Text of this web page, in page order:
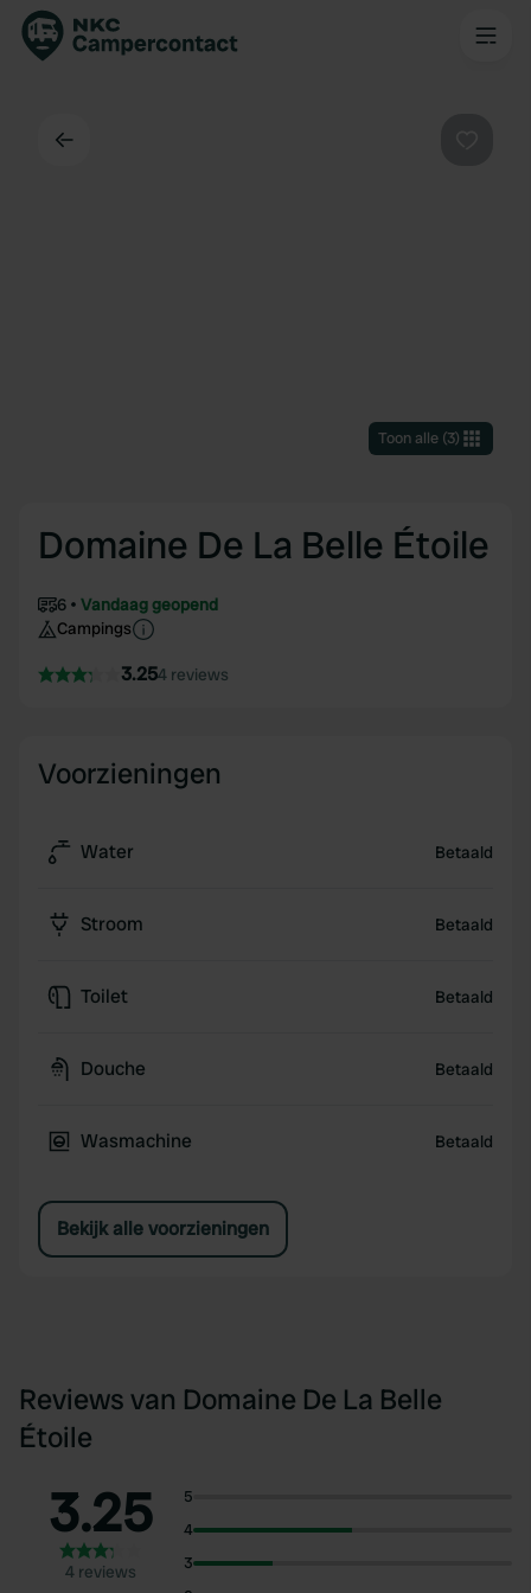
Toon alle(3)
Domaine De La Belle Étoile
6
Vandaag geopend
Campings
3.254 reviews
Voorzieningen
Water Betaald
Stroom Betaald
Toilet Betaald
Douche Betaald
Wasmachine Betaald
Bekijk alle voorzieningen
Reviews van Domaine De La Belle
Étoile
3.25
4 reviews
5
4
3